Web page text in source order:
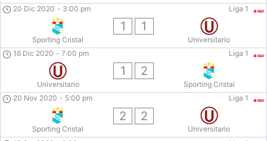
Liga 1
20 Dic 2020 - 3:00 pm
Sporting Cristal
1 1
Universitario
Liga 1
16 Dic 2020 - 7:00 pm
Universitario
1 2
Sporting Cristal
Liga 1
20 Nov 2020 - 5:00 pm
Sporting Cristal
2 2
Universitario